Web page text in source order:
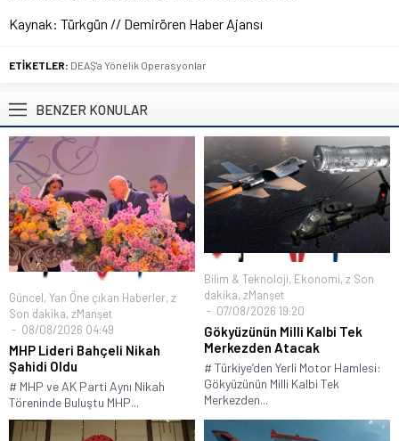
Kaynak: Türkgün // Demirören Haber Ajansı
ETİKETLER: DEAŞ'a Yönelik Operasyonlar
BENZER KONULAR
Güncel, Yan Öne çıkan Haberler, z
Son dakika, zManşet
08/08/2026 04:49
MHP Lideri Bahçeli Nikah
Şahidi Oldu
# MHP ve AK Parti Aynı Nikah
Töreninde Buluştu MHP...
Bilim & Teknoloji, Ekonomi, z Son
dakika, zManşet
07/08/2026 19:20
Gökyüzünün Milli Kalbi Tek
Merkezden Atacak
# Türkiye’den Yerli Motor Hamlesi:
Gökyüzünün Milli Kalbi Tek
Merkezden...